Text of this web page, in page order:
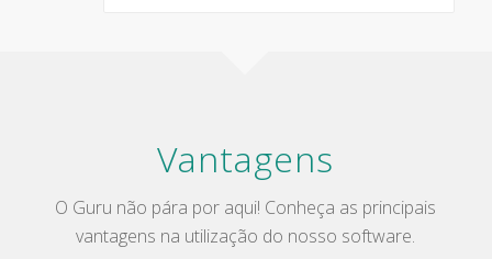
Vantagens
O Guru não pára por aqui! Conheça as principais
vantagens na utilização do nosso software.